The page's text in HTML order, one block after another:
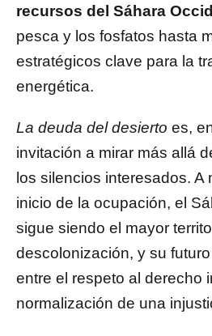
recursos del Sáhara
pesca y los fosfatos hasta
estratégicos clave para la
energética.
La deuda del desierto es,
invitación a mirar más allá
los silencios interesados. A
inicio de la ocupación, el
sigue siendo el mayor
descolonización, y su
entre el respeto al derecho
normalización de una